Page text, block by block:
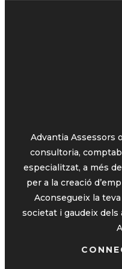
Advantia Assessors
consultoria,
especialitzat, a més
per a la creació
Aconsegueix la
societat i gaudeix dels